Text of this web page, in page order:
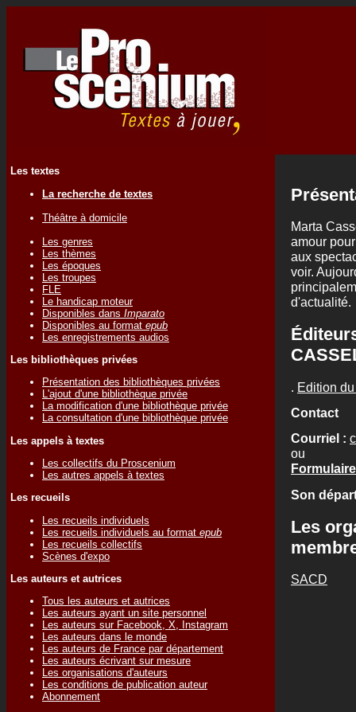
Les textes
La recherche de textes
Théâtre à domicile
Les genres
Les thèmes
Les époques
Les troupes
FLE
Le handicap moteur
Disponibles dans Imparato
Disponibles au format epub
Les enregistrements audios
Les bibliothèques privées
Présentation des bibliothèques privées
L'ajout d'une bibliothèque privée
La modification d'une bibliothèque privée
La consultation d'une bibliothèque privée
Les appels à textes
Les collectifs du Proscenium
Les autres appels à textes
Les recueils
Les recueils individuels
Les recueils individuels au format epub
Les recueils collectifs
Scènes d'expo
Les auteurs et autrices
Tous les auteurs et autrices
Les auteurs ayant un site personnel
Les auteurs sur Facebook, X, Instagram
Les auteurs dans le monde
Les auteurs de France par département
Les auteurs écrivant sur mesure
Les organisations d'auteurs
Les conditions de publication auteur
Abonnement
Marta
amour
aux
voir.
d'actualité.
. Edition
Contact
Courriel :
ou
Son
Les
SACD